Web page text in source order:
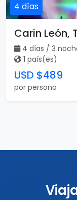
4 días
Carin León,
4 días / 3
1 país(es)
USD $489
por persona